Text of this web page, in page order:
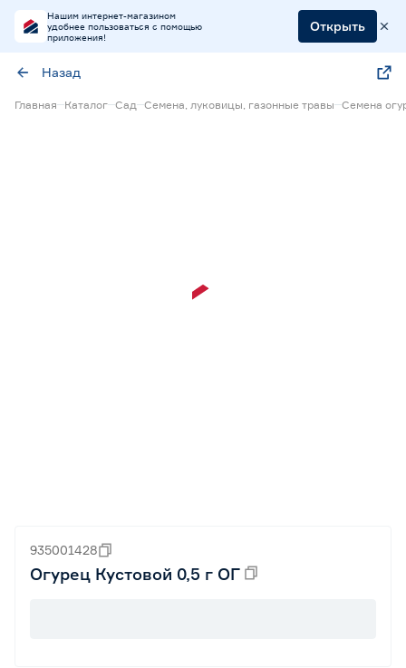
Нашим интернет-магазином
удобнее пользоваться с помощью
приложения!
Открыть
Назад
Главная Каталог Сад Семена, луковицы, газонные травы Семена
935001428
Огурец Кустовой 0,5 г ОГ